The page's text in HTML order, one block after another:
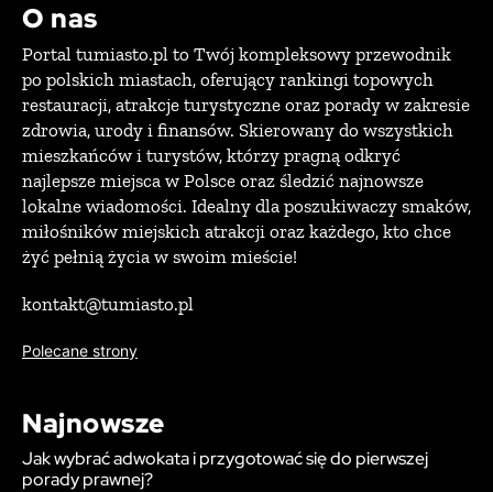
O nas
Portal tumiasto.pl to Twój kompleksowy przewodnik
po polskich miastach, oferujący rankingi topowych
restauracji, atrakcje turystyczne oraz porady w zakresie
zdrowia, urody i finansów. Skierowany do wszystkich
mieszkańców i turystów, którzy pragną odkryć
najlepsze miejsca w Polsce oraz śledzić najnowsze
lokalne wiadomości. Idealny dla poszukiwaczy smaków,
miłośników miejskich atrakcji oraz każdego, kto chce
żyć pełnią życia w swoim mieście!
kontakt@tumiasto.pl
Polecane strony
Najnowsze
Jak wybrać adwokata i przygotować się do pierwszej
porady prawnej?